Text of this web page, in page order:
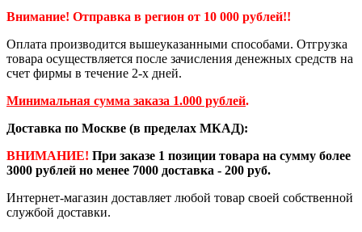
Внимание! Отправка в регион от 10 000 рублей!!
Оплата производится вышеуказанными способами. Отгрузка
товара осуществляется после зачисления денежных средств на
счет фирмы в течение 2-х дней.
Минимальная сумма заказа 1.000 рублей.
Доставка по Москве (в пределах МКАД):
ВНИМАНИЕ! При заказе 1 позиции товара на сумму более
3000 рублей но менее 7000 доставка - 200 руб.
Интернет-магазин доставляет любой товар своей собственной
службой доставки.